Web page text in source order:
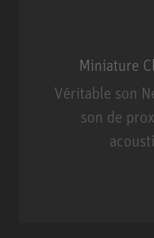
Miniature
Véritable son
son de